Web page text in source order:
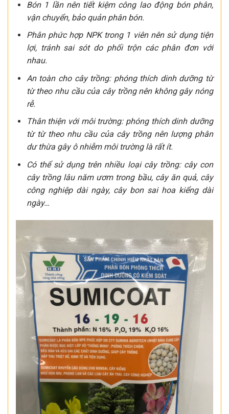
Bón 1 lần nên tiết kiệm công lao động bón phân,
vận chuyển, bảo quản phân bón.
Phân phức hợp NPK trong 1 viên nên sử dụng tiện
lợi, tránh sai sót do phối trộn các phân đơn với
nhau.
An toàn cho cây trồng: phóng thích dinh dưỡng từ
từ theo nhu cầu của cây trồng nên không gây nóng
rễ.
Thân thiện với môi trường: phóng thích dinh dưỡng
từ từ theo nhu cầu của cây trồng nên lượng phân
dư thừa gây ô nhiễm môi trường là rất ít.
Có thể sử dụng trên nhiều loại cây trồng: cây con
cây trồng lâu năm ươm trong bầu, cây ăn quả, cây
công nghiệp dài ngày, cây bon sai hoa kiểng dài
ngày…